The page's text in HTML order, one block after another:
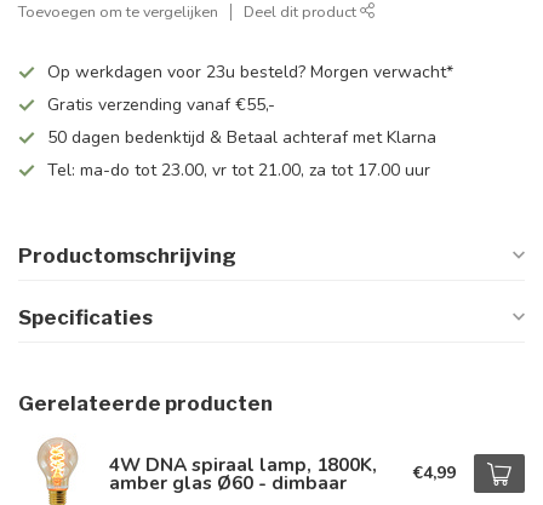
Toevoegen om te vergelijken Deel dit product
Op werkdagen voor 23u besteld? Morgen verwacht*
Gratis verzending vanaf €55,-
50 dagen bedenktijd & Betaal achteraf met Klarna
Tel: ma-do tot 23.00, vr tot 21.00, za tot 17.00 uur
Productomschrijving
Specificaties
Gerelateerde producten
4W DNA spiraal lamp, 1800K,
amber glas Ø60 - dimbaar €4,99